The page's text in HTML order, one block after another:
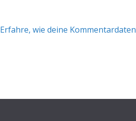
Erfahre, wie deine Kommentardaten